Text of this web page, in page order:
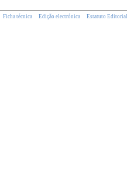
Ficha técnica Edição electrónica Estatuto Editorial